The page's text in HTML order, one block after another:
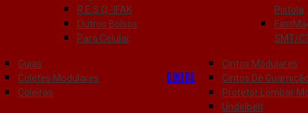
R.E.S.Q.-IFAK
Outros Bolsos
Para Celular
Pistola
SMT/
Guias
Coletes Modulares
Coleiras
CINTOS
Cintos Modulares
Cintos De Guarnição
Protetor Lombar
Undelbelt